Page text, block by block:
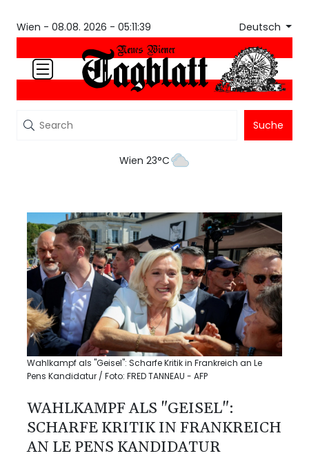
Wien - 08.08. 2026 - 05:11:39 Deutsch
Suche
Wien 23°C
Wahlkampf als "Geisel": Scharfe Kritik in Frankreich an Le
Pens Kandidatur / Foto: FRED TANNEAU - AFP
WAHLKAMPF ALS "GEISEL":
SCHARFE KRITIK IN FRANKREICH
AN LE PENS KANDIDATUR